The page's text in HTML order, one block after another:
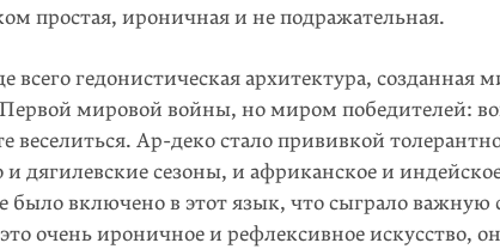
простая, ироничная и не подражательная.
всего гедонистическая архитектура, созданная
мировой войны, но миром победителей:
веселиться. Ар-деко стало прививкой
дягилевские сезоны, и африканское и
было включено в этот язык, что сыграло важную
очень ироничное и рефлексивное искусство,